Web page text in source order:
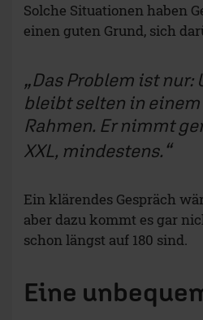
Solche Situationen haben
einen guten Grund, sich
Das Problem ist nur:
bleibt selten in
Rahmen. Er nimmt
XXL, mindestens.
Ein klärendes Gespräch
aber dazu kommt es gar
schon längst auf 180 sind.
Eine